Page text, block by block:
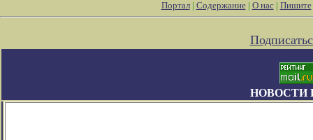
Портал| Содержание| О нас| Пишите
НОВОСТИ